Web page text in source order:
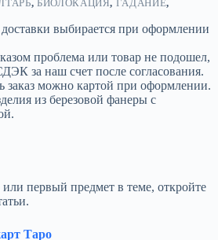
, БИОЛОКАЦИЯ, ГАДАНИЕ,
выбирается при оформлении
проблема или товар не подошел,
за наш счет после согласования.
заказ можно картой при оформлении.
из березовой фанеры с
первый предмет в теме, откройте
Таро